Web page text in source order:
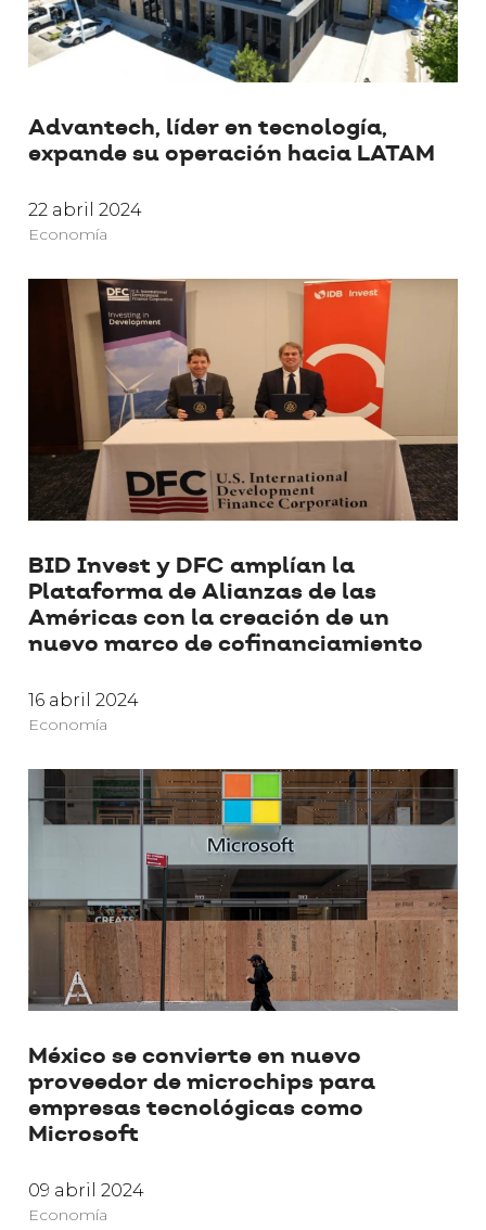
Advantech, líder en tecnología,
expande su operación hacia LATAM
22 abril 2024
Economía
BID Invest y DFC amplían la
Plataforma de Alianzas de las
Américas con la creación de un
nuevo marco de cofinanciamiento
16 abril 2024
Economía
México se convierte en nuevo
proveedor de microchips para
empresas tecnológicas como
Microsoft
09 abril 2024
Economía